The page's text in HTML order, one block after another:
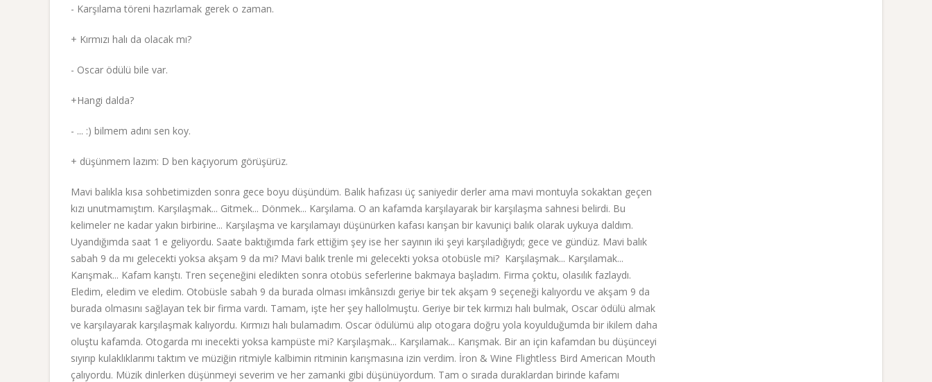
- Karşılama töreni hazırlamak gerek o zaman.
+ Kırmızı halı da olacak mı?
- Oscar ödülü bile var.
+Hangi dalda?
- ... :) bilmem adını sen koy.
+ düşünmem lazım: D ben kaçıyorum görüşürüz.
Mavi balıkla kısa sohbetimizden sonra gece boyu düşündüm. Balık hafızası üç saniyedir derler ama mavi montuyla sokaktan geçen
kızı unutmamıştım. Karşılaşmak... Gitmek... Dönmek... Karşılama. O an kafamda karşılayarak bir karşılaşma sahnesi belirdi. Bu
kelimeler ne kadar yakın birbirine... Karşılaşma ve karşılamayı düşünürken kafası karışan bir kavuniçi balık olarak uykuya daldım.
Uyandığımda saat 1 e geliyordu. Saate baktığımda fark ettiğim şey ise her sayının iki şeyi karşıladığıydı; gece ve gündüz. Mavi balık
sabah 9 da mı gelecekti yoksa akşam 9 da mı? Mavi balık trenle mi gelecekti yoksa otobüsle mi? Karşılaşmak... Karşılamak...
Karışmak... Kafam karıştı. Tren seçeneğini eledikten sonra otobüs seferlerine bakmaya başladım. Firma çoktu, olasılık fazlaydı.
Eledim, eledim ve eledim. Otobüsle sabah 9 da burada olması imkânsızdı geriye bir tek akşam 9 seçeneği kalıyordu ve akşam 9 da
burada olmasını sağlayan tek bir firma vardı. Tamam, işte her şey hallolmuştu. Geriye bir tek kırmızı halı bulmak, Oscar ödülü almak
ve karşılayarak karşılaşmak kalıyordu. Kırmızı halı bulamadım. Oscar ödülümü alıp otogara doğru yola koyulduğumda bir ikilem daha
oluştu kafamda. Otogarda mı inecekti yoksa kampüste mi? Karşılaşmak... Karşılamak... Karışmak. Bir an için kafamdan bu düşünceyi
sıyırıp kulaklıklarımı taktım ve müziğin ritmiyle kalbimin ritminin karışmasına izin verdim. İron & Wine Flightless Bird American Mouth
çalıyordu. Müzik dinlerken düşünmeyi severim ve her zamanki gibi düşünüyordum. Tam o sırada duraklardan birinde kafamı